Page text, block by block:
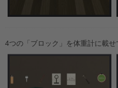
4つの「ブロック」を体重計に載せ